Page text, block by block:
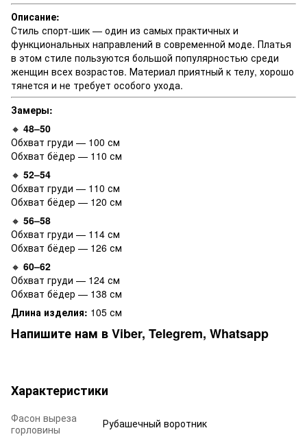
Описание:
Стиль спорт-шик — один из самых практичных и
функциональных направлений в современной моде. Платья
в этом стиле пользуются большой популярностью среди
женщин всех возрастов. Материал приятный к телу, хорошо
тянется и не требует особого ухода.
Замеры:
🔸 48–50
Обхват груди — 100 см
Обхват бёдер — 110 см
🔸 52–54
Обхват груди — 110 см
Обхват бёдер — 120 см
🔸 56–58
Обхват груди — 114 см
Обхват бёдер — 126 см
🔸 60–62
Обхват груди — 124 см
Обхват бёдер — 138 см
Длина изделия: 105 см
Напишите нам в Viber, Telegrem, Whatsapp
Характеристики
Фасон выреза
горловины
Рубашечный воротник